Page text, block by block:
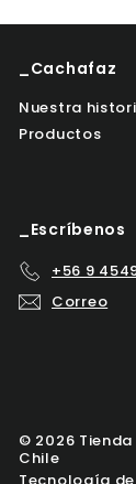
_Cachafaz
Nuestra
Productos
_Escríbenos
+56 9
Correo
© 2026
Chile